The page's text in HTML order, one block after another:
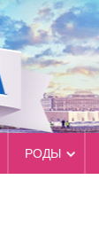
РОДЫ